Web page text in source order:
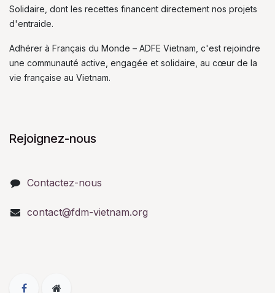
Solidaire, dont les recettes financent directement nos projets
d'entraide.
Adhérer à Français du Monde – ADFE Vietnam, c'est rejoindre
une communauté active, engagée et solidaire, au cœur de la
vie française au Vietnam.
Rejoignez-nous
Contactez-nous
contact@fdm-vietnam.org